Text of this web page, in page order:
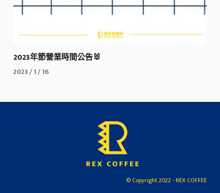
2023年節營業時間公告🐰
2023 / 1 / 16
© Copyright 2022 - REX COFFEE